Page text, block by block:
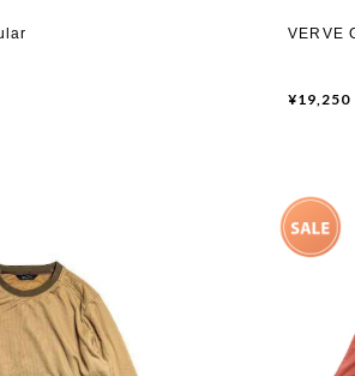
VERVE
¥19,250